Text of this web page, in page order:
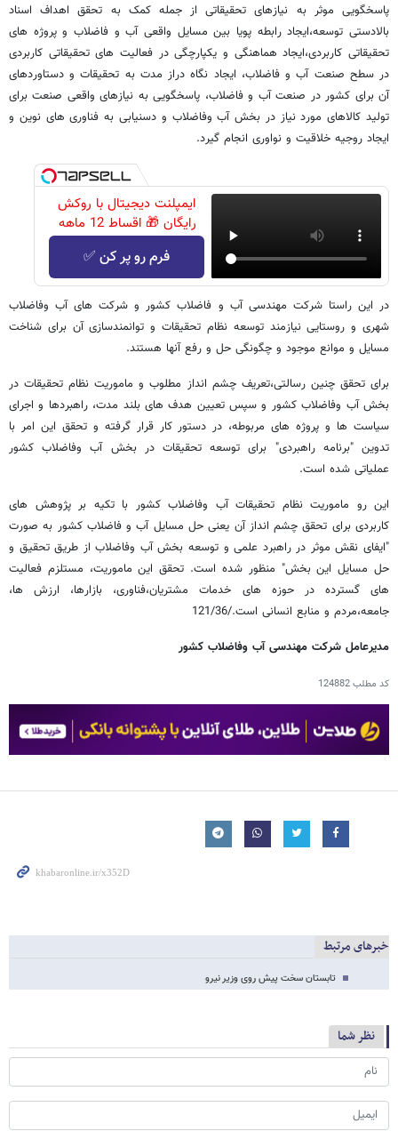
پاسخگویی موثر به نیازهای تحقیقاتی از جمله کمک به تحقق اهداف اسناد
بالادستی توسعه،ایجاد رابطه پویا بین مسایل واقعی آب و فاضلاب و پروژه های
تحقیقاتی کاربردی،ایجاد هماهنگی و یکپارچگی در فعالیت های تحقیقاتی کاربردی
در سطح صنعت آب و فاضلاب، ایجاد نگاه دراز مدت به تحقیقات و دستاوردهای
آن برای کشور در صنعت آب و فاضلاب، پاسخگویی به نیازهای واقعی صنعت برای
تولید کالاهای مورد نیاز در بخش آب وفاضلاب و دسنیابی به فناوری های نوین و
ایجاد روجیه خلاقیت و نواوری انجام گیرد.
ایمپلنت دیجیتال با روکش
رایگان 🎁 اقساط 12 ماهه
فرم رو پر کن ✅
در این راستا شرکت مهندسی آب و فاضلاب کشور و شرکت های آب وفاضلاب
شهری و روستایی نیازمند توسعه نظام تحقیقات و توانمندسازی آن برای شناخت
مسایل و موانع موجود و چگونگی حل و رفع آنها هستند.
برای تحقق چنین رسالتی،تعریف چشم انداز مطلوب و ماموریت نظام تحقیقات در
بخش آب وفاضلاب کشور و سپس تعیین هدف های بلند مدت، راهبردها و اجرای
سیاست ها و پروژه های مربوطه، در دستور کار قرار گرفته و تحقق این امر با
تدوین "برنامه راهبردی" برای توسعه تحقیقات در بخش آب وفاضلاب کشور
عملیاتی شده است.
این رو ماموریت نظام تحقیقات آب وفاضلاب کشور با تکیه بر پژوهش های
کاربردی برای تحقق چشم انداز آن یعنی حل مسایل آب و فاضلاب کشور به صورت
"ایفای نقش موثر در راهبرد علمی و توسعه بخش آب وفاضلاب از طریق تحقیق و
حل مسایل این بخش" منظور شده است. تحقق این ماموریت، مستلزم فعالیت
های گسترده در حوزه های خدمات مشتریان،فناوری، بازارها، ارزش ها،
جامعه،مردم و منابع انسانی است./121/36
مدیرعامل شرکت مهندسی آب وفاضلاب کشور
کد مطلب124882
خبرهای مرتبط
تابستان سخت پیش روی وزیر نیرو
نظر شما